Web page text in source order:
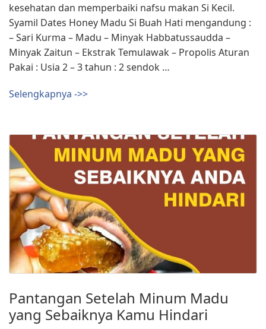
kesehatan dan memperbaiki nafsu makan Si Kecil.
Syamil Dates Honey Madu Si Buah Hati mengandung :
– Sari Kurma – Madu – Minyak Habbatussaudda –
Minyak Zaitun – Ekstrak Temulawak – Propolis Aturan
Pakai : Usia 2 – 3 tahun : 2 sendok …
Selengkapnya ->>
Pantangan Setelah Minum Madu
yang Sebaiknya Kamu Hindari